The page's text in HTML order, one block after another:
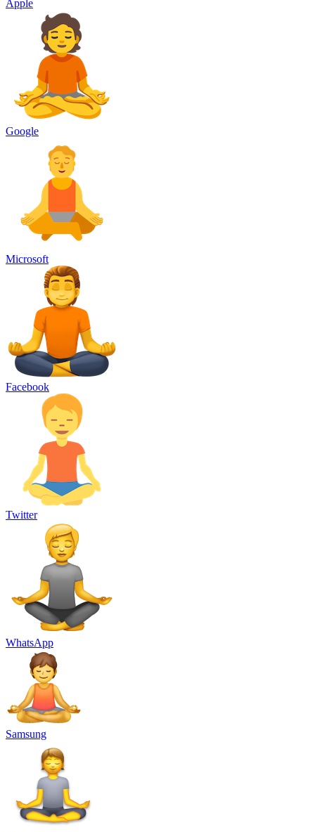
Apple
Google
Microsoft
Facebook
Twitter
WhatsApp
Samsung